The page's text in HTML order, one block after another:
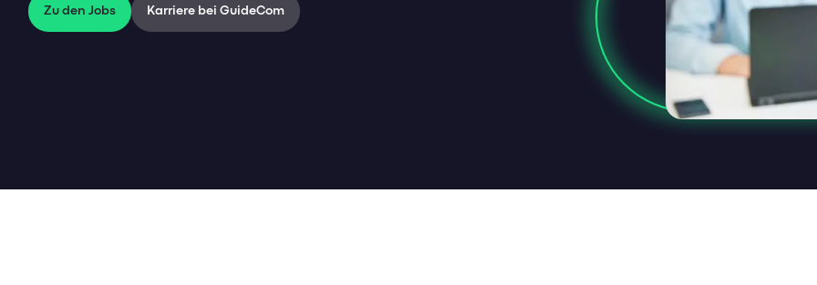
Zu den Jobs Karriere bei GuideCom